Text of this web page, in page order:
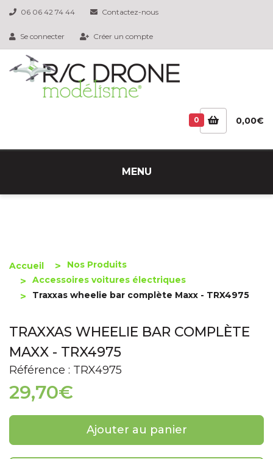
06 06 42 74 44 Contactez-nous
Se connecter Créer un compte
0 0,00€
MENU
Accueil
Nos Produits
Accessoires voitures électriques
Traxxas wheelie bar complète Maxx - TRX4975
TRAXXAS WHEELIE BAR COMPLÈTE
MAXX - TRX4975
Référence : TRX4975
29,70€
Ajouter au panier